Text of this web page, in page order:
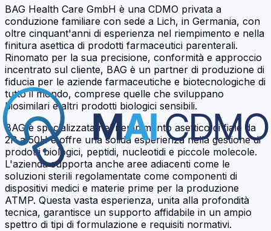
BAG Health Care GmbH è una CDMO privata a
conduzione familiare con sede a Lich, in Germania, con
oltre cinquant'anni di esperienza nel riempimento e nella
finitura asettica di prodotti farmaceutici parenterali.
Rinomato per la sua precisione, conformità e approccio
incentrato sul cliente, BAG è un partner di produzione di
fiducia per le aziende farmaceutiche e biotecnologiche di
tutto il mondo, comprese quelle che sviluppano
biosimilari e altri prodotti biologici sensibili.
BAG è specializzata nel riempimento asettico di fiale da
2R a 50H e offre una solida esperienza nella gestione di
prodotti biologici, peptidi, nucleotidi e piccole molecole.
L'azienda supporta anche aree adiacenti come le
soluzioni sterili regolamentate come componenti di
dispositivi medici e materie prime per la produzione
ATMP. Questa vasta esperienza, unita alla profondità
tecnica, garantisce un supporto affidabile in un ampio
spettro di tipi di formulazione e requisiti normativi.